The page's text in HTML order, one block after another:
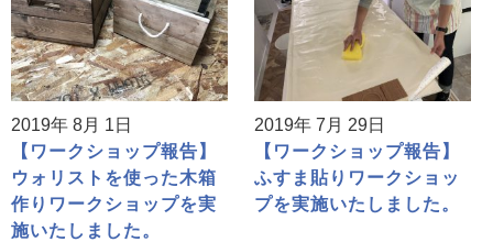
2019年 8月 1日
【ワークショップ報告】
ウォリストを使った木箱
作りワークショップを実
施いたしました。
2019年 7月 29日
【ワークショップ報告】
ふすま貼りワークショッ
プを実施いたしました。